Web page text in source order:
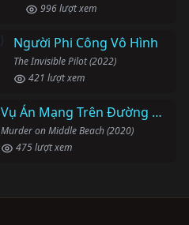
996 lượt xem
Người Phi Công Vô Hình
The Invisible Pilot (2022)
421 lượt xem
Vụ Án Mạng Trên Đường Middle Beach
Murder on Middle Beach (2020)
475 lượt xem